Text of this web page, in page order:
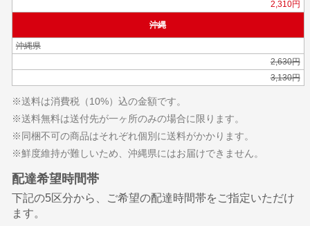
2,310円
沖縄
沖縄県
2,630円
3,130円
※送料は消費税（10%）込の金額です。
※送料無料は送付先が一ヶ所のみの場合に限ります。
※同梱不可の商品はそれぞれ個別に送料がかかります。
※鮮度維持が難しいため、沖縄県にはお届けできません。
配達希望時間帯
下記の5区分から、ご希望の配達時間帯をご指定いただけ
ます。